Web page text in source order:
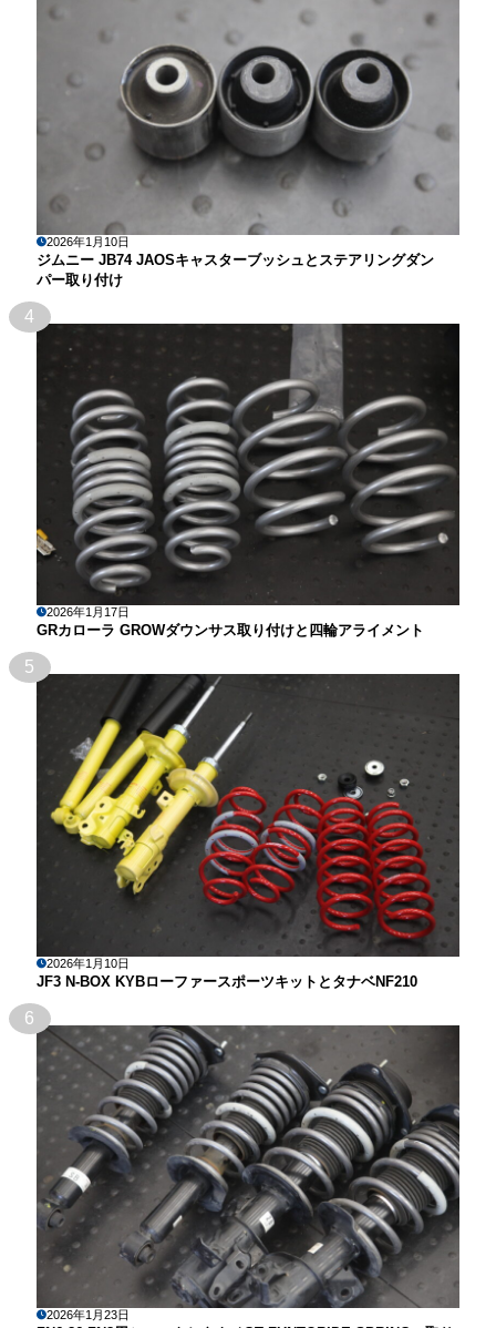
2026年1月10日
ジムニー JB74 JAOSキャスターブッシュとステアリングダン
パー取り付け
4
2026年1月17日
GRカローラ GROWダウンサス取り付けと四輪アライメント
5
2026年1月10日
JF3 N-BOX KYBローファースポーツキットとタナベNF210
6
2026年1月23日